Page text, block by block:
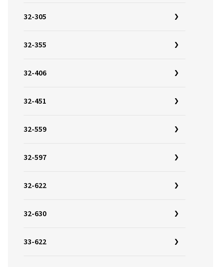
32-305
32-355
32-406
32-451
32-559
32-597
32-622
32-630
33-622